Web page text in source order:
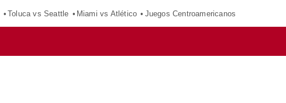
Toluca vs Seattle Miami vs Atlético Juegos Centroamericanos